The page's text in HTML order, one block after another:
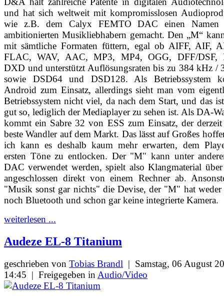
und hat sich weltweit mit kompromisslosen
wie z.B. dem Calyx FEMTO DAC einen Namen
ambitionierten Musikliebhabern gemacht. Den „M“
mit sämtliche Formaten füttern, egal ob AIFF, AIF,
FLAC, WAV, AAC, MP3, MP4, OGG, DFF/DSF,
DXD und unterstützt Auflösungsraten bis zu 384 kHz /
sowie DSD64 und DSD128. Als Betriebssystem
Android zum Einsatz, allerdings sieht man vom
Betriebssystem nicht viel, da nach dem Start, und das
gut so, lediglich der Mediaplayer zu sehen ist. Als DA-
kommt ein Sabre 32 von ESS zum Einsatz, der
beste Wandler auf dem Markt. Das lässt auf Großes
ich kann es deshalb kaum mehr erwarten, dem
ersten Töne zu entlocken. Der "M" kann unter
DAC verwendet werden, spielt also Klangmaterial
angeschlossen direkt von einem Rechner ab.
"Musik sonst gar nichts" die Devise, der "M" hat
noch Bluetooth und schon gar keine integrierte Kamera.
weiterlesen ...
Audeze EL-8 Titanium
geschrieben von Tobias Brandl | Samstag, 06 August
14:45 | Freigegeben in Audio/Video